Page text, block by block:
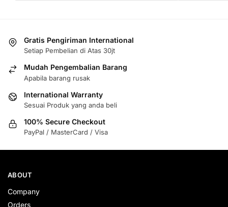
Gratis Pengiriman International
Setiap Pembelian di Atas 30jt
Mudah Pengembalian Barang
Apabila barang rusak
International Warranty
Sesuai Produk yang anda beli
100% Secure Checkout
PayPal / MasterCard / Visa
ABOUT
Company
Orders